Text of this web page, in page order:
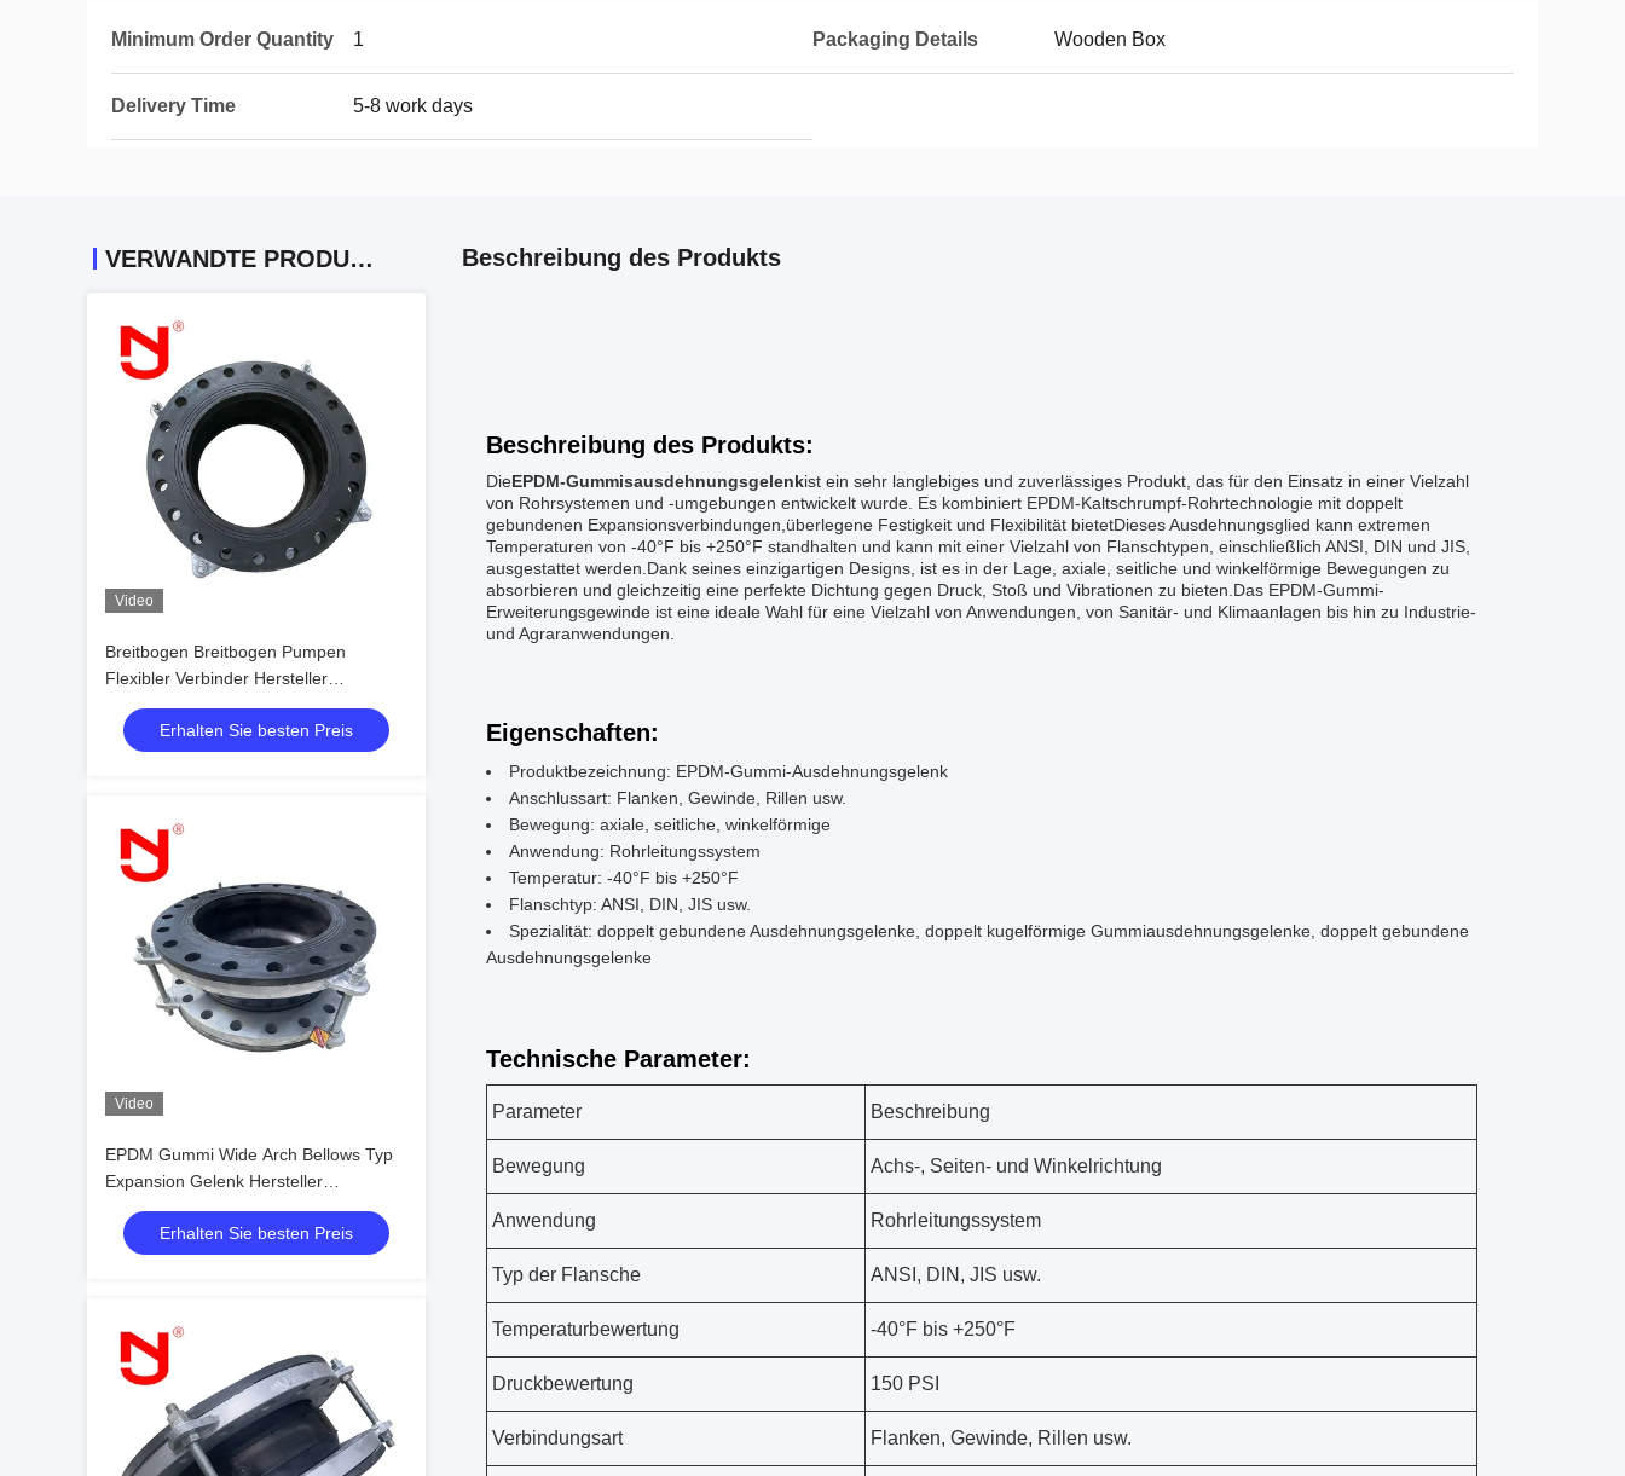
Minimum Order Quantity 1 Packaging Details Wooden Box
Delivery Time 5-8 work days
VERWANDTE PRODUKTE
Video
Breitbogen Breitbogen Pumpen
Flexibler Verbinder Hersteller
Spezialisiert Kundenspezifisch
Erhalten Sie besten Preis
Video
EPDM Gummi Wide Arch Bellows Typ
Expansion Gelenk Hersteller
Expansionskompensatoren
Erhalten Sie besten Preis
Beschreibung des Produkts
Beschreibung des Produkts:
DieEPDM-Gummisausdehnungsgelenkist ein sehr langlebiges und zuverlässiges Produkt, das für den Einsatz in einer Vielzahl
von Rohrsystemen und -umgebungen entwickelt wurde. Es kombiniert EPDM-Kaltschrumpf-Rohrtechnologie mit doppelt
gebundenen Expansionsverbindungen,überlegene Festigkeit und Flexibilität bietetDieses Ausdehnungsglied kann extremen
Temperaturen von -40°F bis +250°F standhalten und kann mit einer Vielzahl von Flanschtypen, einschließlich ANSI, DIN und JIS,
ausgestattet werden.Dank seines einzigartigen Designs, ist es in der Lage, axiale, seitliche und winkelförmige Bewegungen zu
absorbieren und gleichzeitig eine perfekte Dichtung gegen Druck, Stoß und Vibrationen zu bieten.Das EPDM-Gummi-
Erweiterungsgewinde ist eine ideale Wahl für eine Vielzahl von Anwendungen, von Sanitär- und Klimaanlagen bis hin zu Industrie-
und Agraranwendungen.
Eigenschaften:
Produktbezeichnung: EPDM-Gummi-Ausdehnungsgelenk
Anschlussart: Flanken, Gewinde, Rillen usw.
Bewegung: axiale, seitliche, winkelförmige
Anwendung: Rohrleitungssystem
Temperatur: -40°F bis +250°F
Flanschtyp: ANSI, DIN, JIS usw.
Spezialität: doppelt gebundene Ausdehnungsgelenke, doppelt kugelförmige Gummiausdehnungsgelenke, doppelt gebundene
Ausdehnungsgelenke
Technische Parameter:
Parameter Beschreibung
Bewegung Achs-, Seiten- und Winkelrichtung
Anwendung Rohrleitungssystem
Typ der Flansche ANSI, DIN, JIS usw.
Temperaturbewertung -40°F bis +250°F
Druckbewertung 150 PSI
Verbindungsart Flanken, Gewinde, Rillen usw.